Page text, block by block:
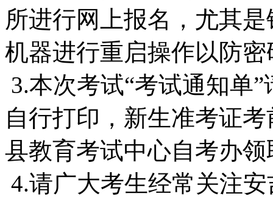
所进行网上报名，尤其
机器进行重启操作以防
3.本次考试“考试通知单
自行打印，新生准考证
县教育考试中心自考办领
4.请广大考生经常关注